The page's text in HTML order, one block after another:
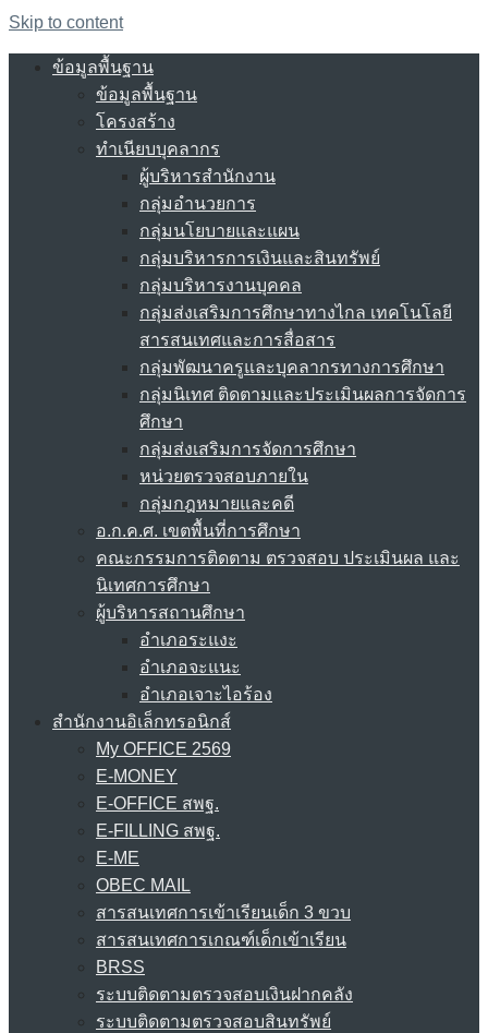
Skip to content
ข้อมูลพื้นฐาน
ข้อมูลพื้นฐาน
โครงสร้าง
ทำเนียบบุคลากร
ผู้บริหารสำนักงาน
กลุ่มอำนวยการ
กลุ่มนโยบายและแผน
กลุ่มบริหารการเงินและสินทรัพย์
กลุ่มบริหารงานบุคคล
กลุ่มส่งเสริมการศึกษาทางไกล เทคโนโลยี
สารสนเทศและการสื่อสาร
กลุ่มพัฒนาครูและบุคลากรทางการศึกษา
กลุ่มนิเทศ ติดตามและประเมินผลการจัดการ
ศึกษา
กลุ่มส่งเสริมการจัดการศึกษา
หน่วยตรวจสอบภายใน
กลุ่มกฎหมายและคดี
อ.ก.ค.ศ. เขตพื้นที่การศึกษา
คณะกรรมการติดตาม ตรวจสอบ ประเมินผล และ
นิเทศการศึกษา
ผู้บริหารสถานศึกษา
อำเภอระแงะ
อำเภอจะแนะ
อำเภอเจาะไอร้อง
สำนักงานอิเล็กทรอนิกส์
My OFFICE 2569
E-MONEY
E-OFFICE สพฐ.
E-FILLING สพฐ.
E-ME
OBEC MAIL
สารสนเทศการเข้าเรียนเด็ก 3 ขวบ
สารสนเทศการเกณฑ์เด็กเข้าเรียน
BRSS
ระบบติดตามตรวจสอบเงินฝากคลัง
ระบบติดตามตรวจสอบสินทรัพย์